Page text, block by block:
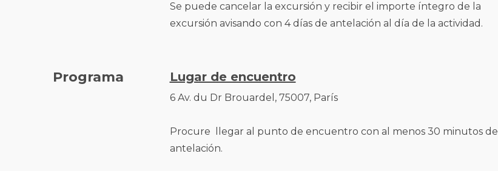
Se puede cancelar la excursión y recibir el importe íntegro de la
excursión avisando con 4 días de antelación al día de la actividad.
Programa Lugar de encuentro
6 Av. du Dr Brouardel, 75007, París
Procure llegar al punto de encuentro con al menos 30 minutos de
antelación.